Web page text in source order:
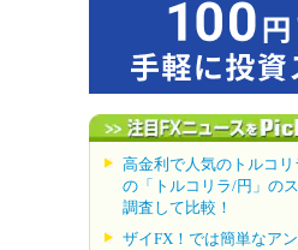
高金利で人気のトルコ
の「トルコリラ/円」の
調査して比較！
ザイFX！では簡単なア